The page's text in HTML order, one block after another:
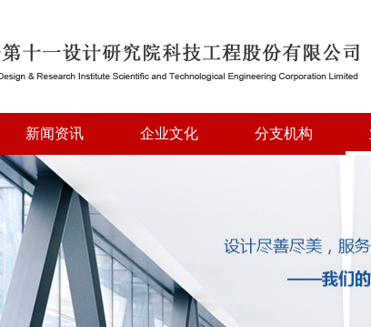
新闻资讯 企业文化 分支机构